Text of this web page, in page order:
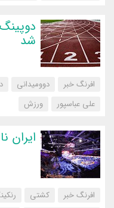
شد
افرنگ خبر دوومیدانی
علی عباسپور
‌ورزش
ایران
افرنگ خبر کشتی